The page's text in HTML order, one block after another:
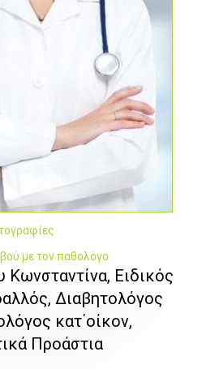
με τον παθολόγο
Ειδικός
Διαβητολόγος
κατ΄οίκον,
Προάστια